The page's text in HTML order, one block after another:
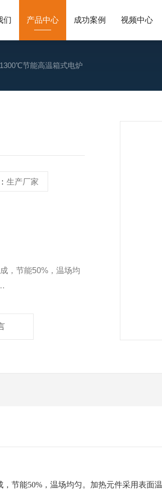
们 产品中心 成功案例 视频中心
1300℃节能高温箱式电炉
生产厂家
，节能50%，温场均
节能50%，温场均匀。加热元件采用表面